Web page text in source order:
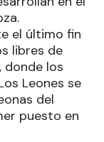
el último fin
libres de
donde los
Leones se
del
puesto en